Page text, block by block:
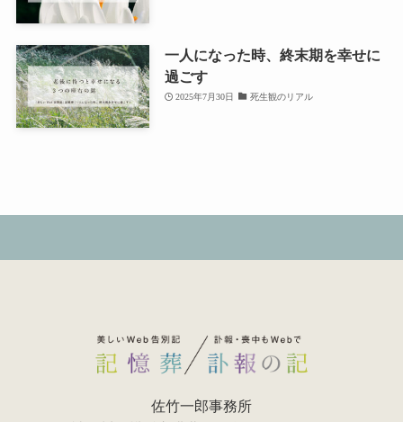
一人になった時、終末期を幸せに
過ごす
2025年7月30日 死生観のリアル
佐竹一郎事務所